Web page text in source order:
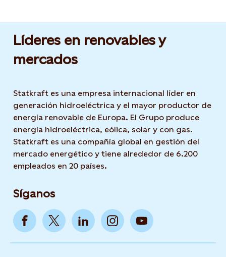
Líderes en renovables y
mercados
Statkraft es una empresa internacional líder en
generación hidroeléctrica y el mayor productor de
energía renovable de Europa. El Grupo produce
energía hidroeléctrica, eólica, solar y con gas.
Statkraft es una compañía global en gestión del
mercado energético y tiene alrededor de 6.200
empleados en 20 países.
Síganos